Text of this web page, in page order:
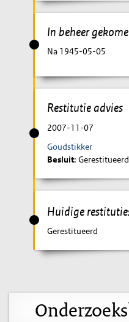
In beheer
Na 1945-05-05
Restitutie advies
2007-11-07
Goudstikker
Besluit: Gerestitueerd
Huidige
Gerestitueerd